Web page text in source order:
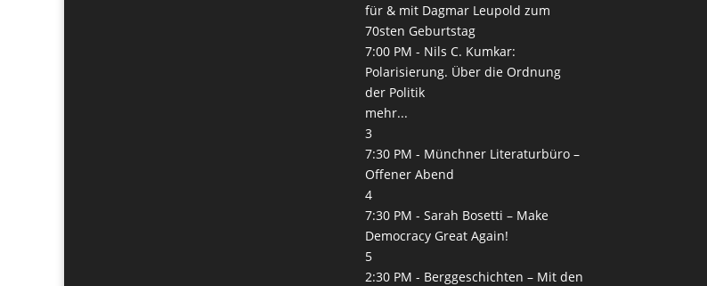
für & mit Dagmar Leupold zum
70sten Geburtstag
7:00 PM - Nils C. Kumkar:
Polarisierung. Über die Ordnung
der Politik
mehr...
3
7:30 PM - Münchner Literaturbüro –
Offener Abend
4
7:30 PM -Sarah Bosetti – Make
Democracy Great Again!
5
2:30 PM - Berggeschichten – Mit den